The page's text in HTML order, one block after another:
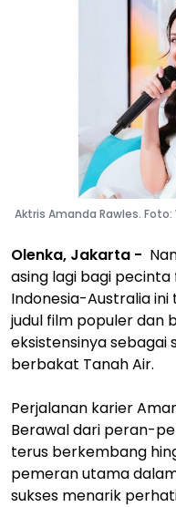
Aktris Amanda Rawles. Foto:
Olenka, Jakarta -
asing lagi bagi
Indonesia-Australia
judul film populer dan
eksistensinya sebagai
berbakat Tanah Air.
Perjalanan karier
Berawal dari peran-
terus berkembang
pemeran utama
sukses menarik